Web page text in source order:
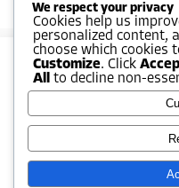
Hakkımızda
Firmamız sanayi alanında
olarak (yangın tesisatı,
,pompalar vs.) iki ayrı
Cevap
We respect your privacy
Cookies help us
personalized content,
choose which cookies
Customize. Click
All
to decline non-